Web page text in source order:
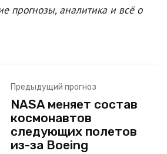
прогнозы, аналитика и всё о
Предыдущий прогноз
NASA меняет состав
космонавтов
следующих полетов
из-за Boeing